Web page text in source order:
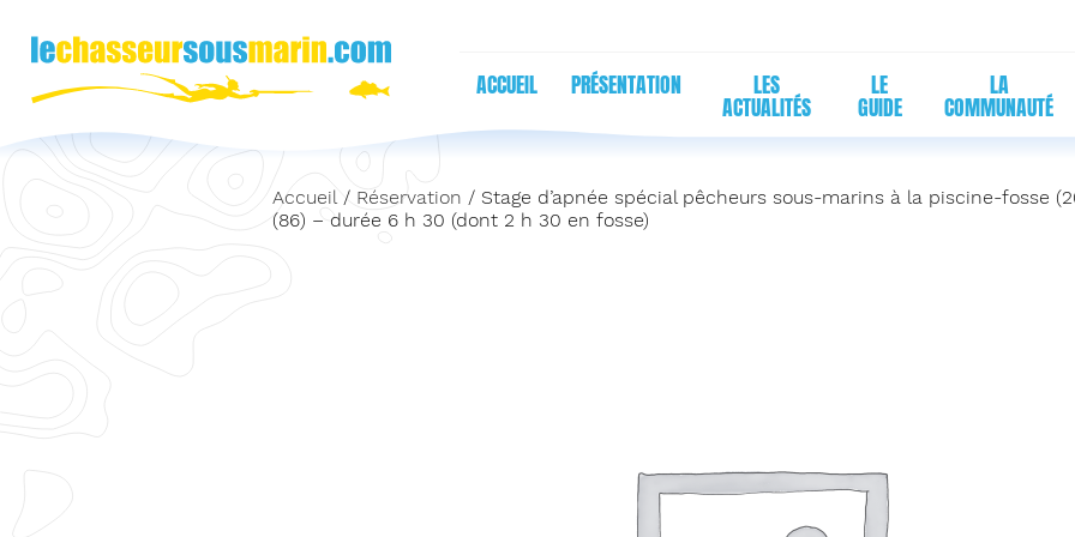
ACCUEIL PRÉSENTATION LES
ACTUALITÉS
LE
GUIDE
LA
COMMUNAUTÉ
Accueil/ Réservation / Stage d’apnée spécial pêcheurs sous-marins à la piscine-fosse
(86) – durée 6 h 30 (dont 2 h 30 en fosse)